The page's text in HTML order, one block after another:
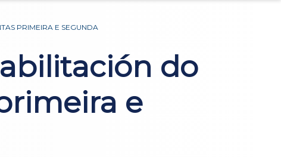
PRIMEIRA E SEGUNDA
do
e